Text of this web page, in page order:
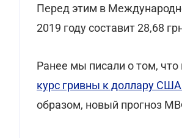
Перед этим в
2019 году составит 28,68
Ранее мы писали о том,
курс гривны к доллару США
образом, новый прогноз